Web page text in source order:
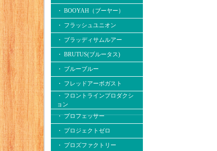
・ BOOYAH（ブーヤー）
・ フラッシュユニオン
・ ブラッディサムルアー
・ BRUTUS(ブルータス)
・ ブルーブルー
・ フレッドアーボガスト
・ フロントラインプロダクシ
ョン
・ プロフェッサー
・ プロジェクトゼロ
・ プロズファクトリー